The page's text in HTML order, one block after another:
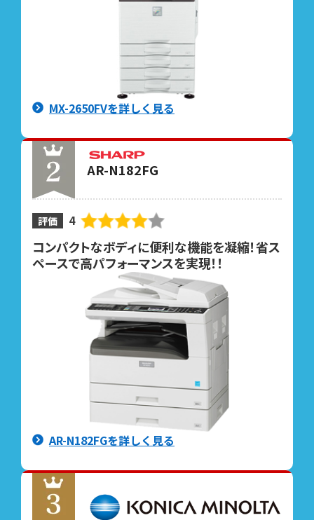
MX-2650FVを詳しく見る
AR-N182FG
評価 4
コンパクトなボディに便利な機能を凝縮！省ス
ペースで高パフォーマンスを実現！！
AR-N182FGを詳しく見る